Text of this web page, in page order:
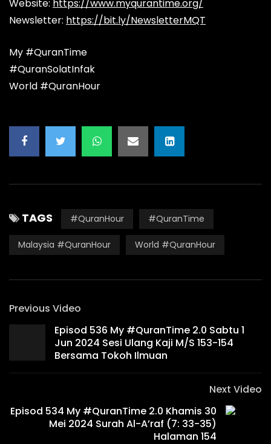
Website: https://www.myqurantime.org/
Newsletter: https://bit.ly/NewsletterMQT
My #QuranTime
#QuranSolatInfak
World #QuranHour
TAGS #QuranHour #QuranTime
Malaysia #QuranHour World #QuranHour
Previous Video
Episod 536 My #QuranTime 2.0 Sabtu 1
Jun 2024 Sesi Ulang Kaji M/S 153-154
Bersama Tokoh Ilmuan
Next Video
Episod 534 My #QuranTime 2.0 Khamis 30
Mei 2024 Surah Al-A’raf (7: 33-35)
Halaman 154